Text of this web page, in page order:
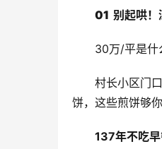
01  别起哄！
30万/平是什
村长小区门
饼，这些煎饼够
137年不吃早